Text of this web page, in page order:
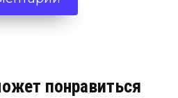
понравиться